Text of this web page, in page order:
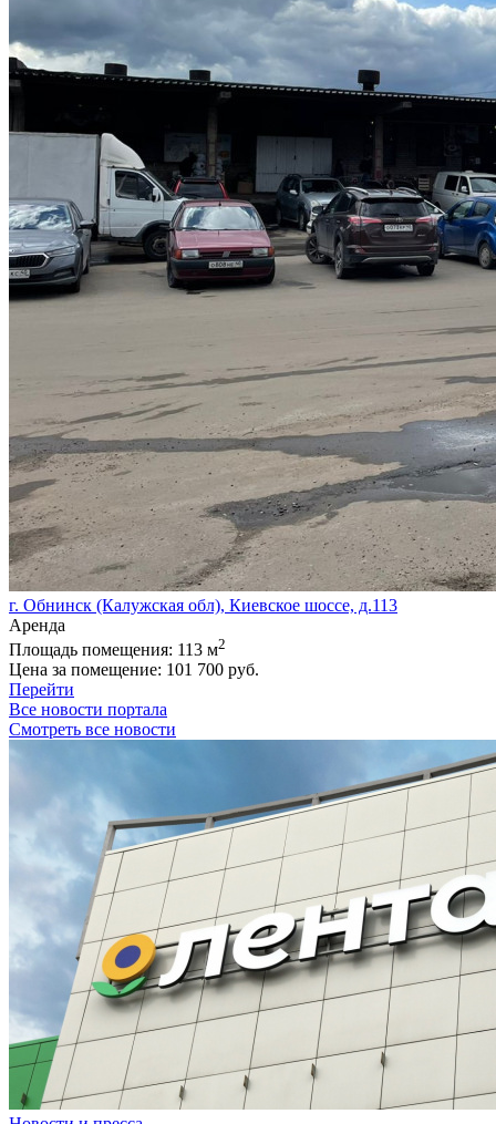
г. Обнинск (Калужская обл), Киевское шоссе, д.113
Аренда
Площадь помещения: 113 м2
Цена за помещение: 101 700 руб.
Перейти
Все новости портала
Смотреть все новости